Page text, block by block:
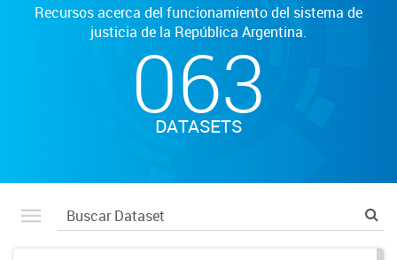
Recursos acerca del funcionamiento del sistema de
justicia de la República Argentina.
063
DATASETS